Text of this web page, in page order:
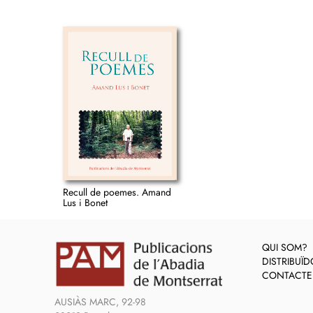
Recull de poemes. Amand
Lus i Bonet
AUSIÀS MARC, 92-98
QUI SOM?
CONTACTE